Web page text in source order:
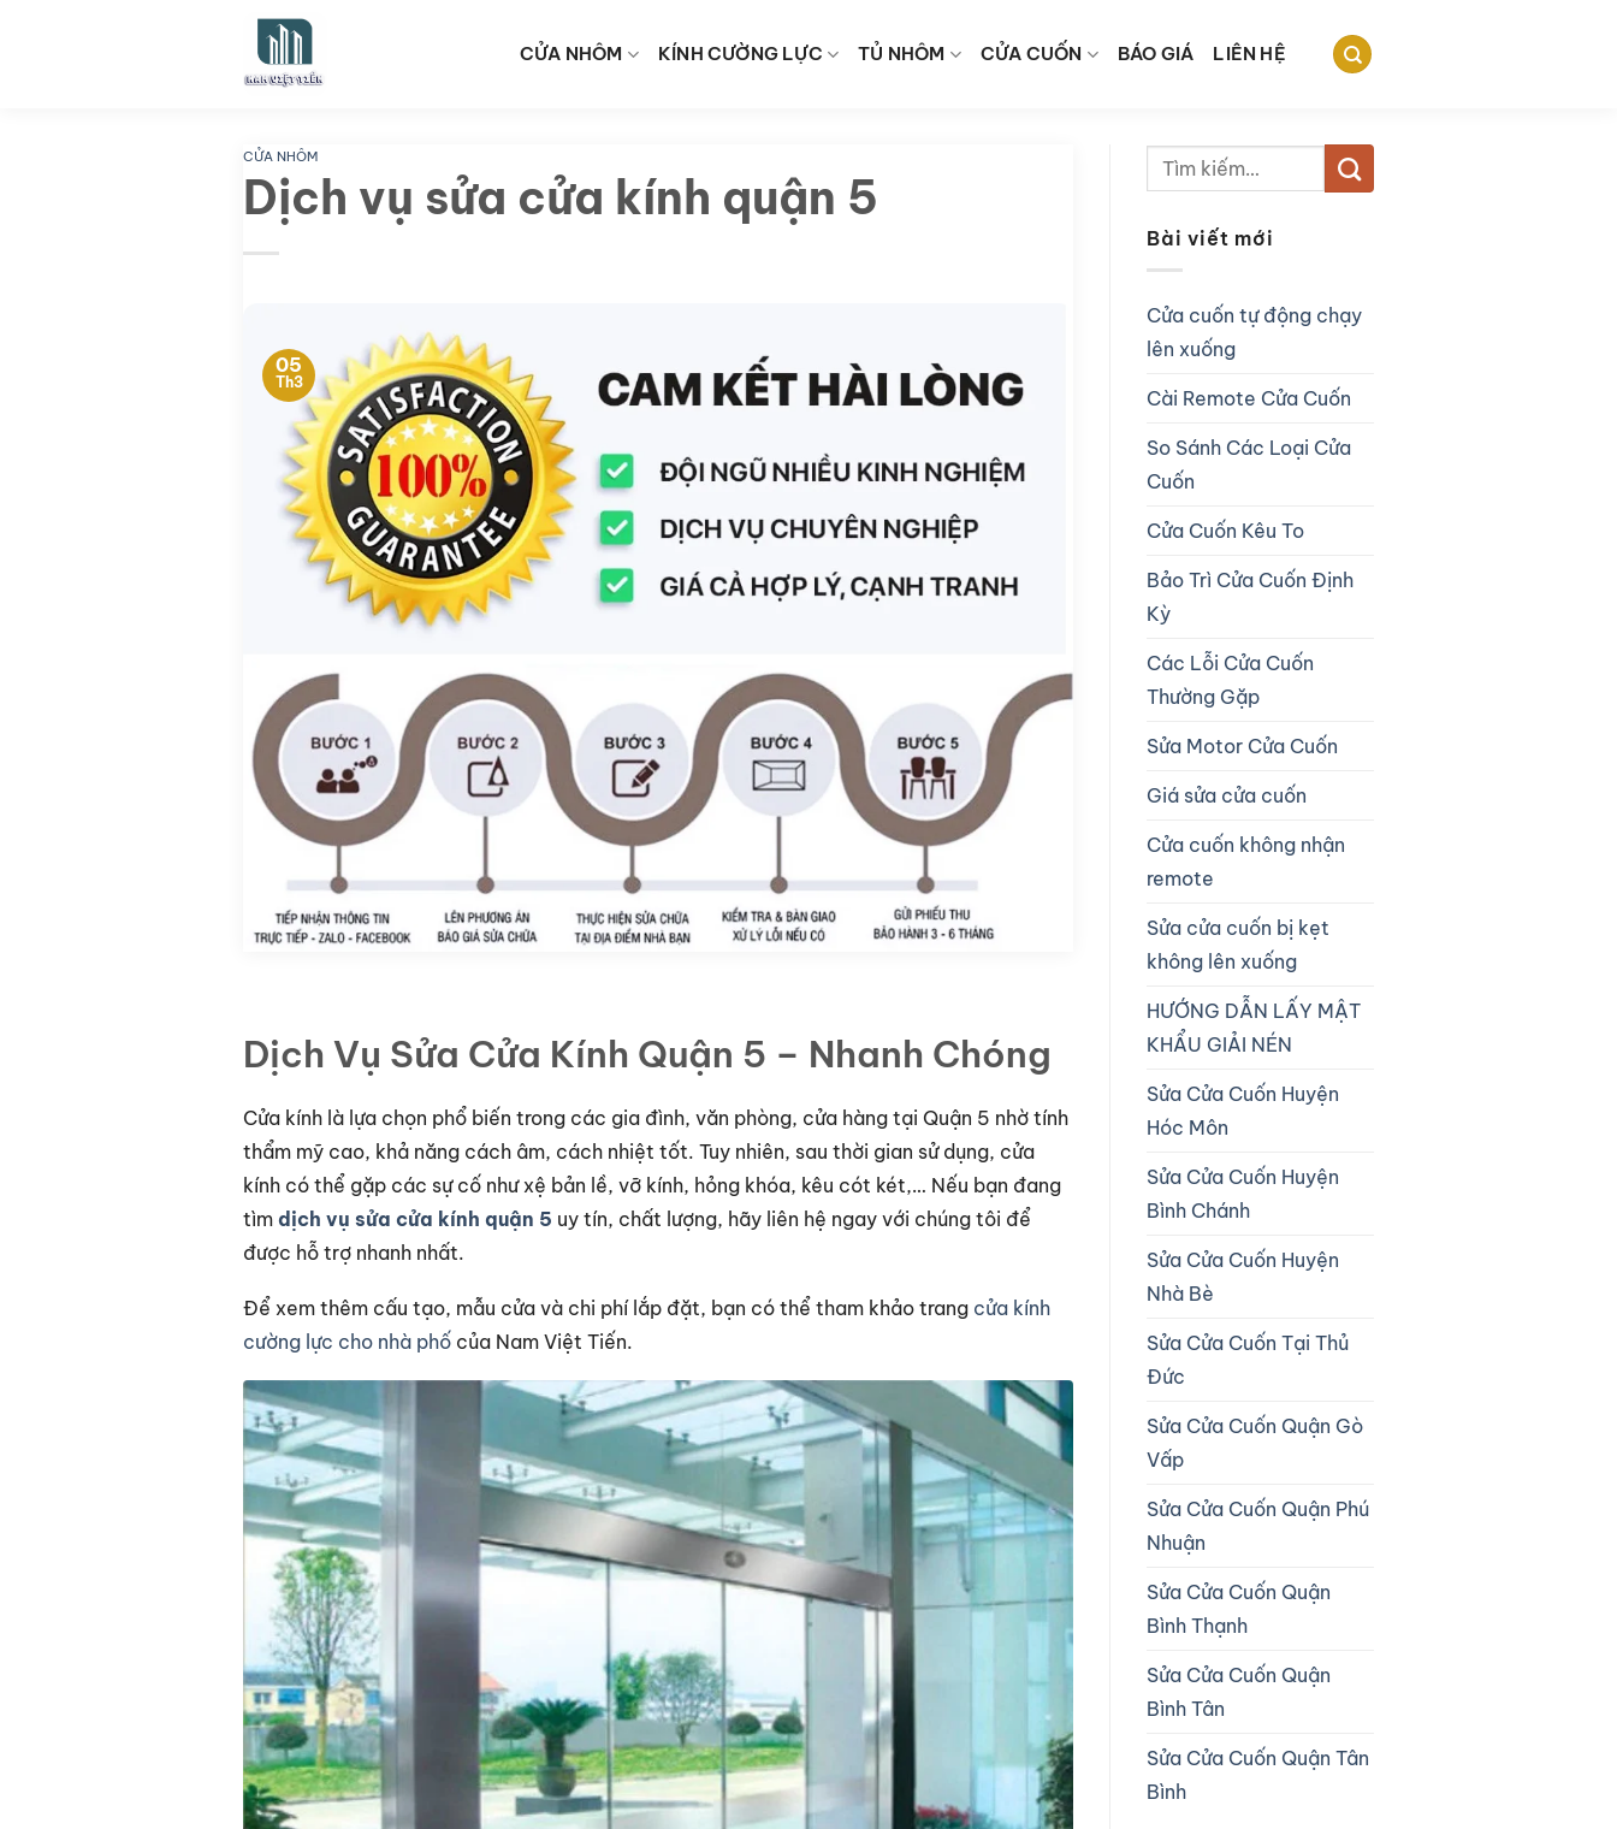
CỬA NHÔM KÍNH CƯỜNG LỰC TỦ NHÔM CỬA CUỐN BÁO GIÁ LIÊN HỆ
CỬA NHÔM
Dịch vụ sửa cửa kính quận 5
05
Th3
Dịch Vụ Sửa Cửa Kính Quận 5 – Nhanh Chóng
Cửa kính là lựa chọn phổ biến trong các gia đình, văn phòng, cửa hàng tại Quận 5 nhờ tính
thẩm mỹ cao, khả năng cách âm, cách nhiệt tốt. Tuy nhiên, sau thời gian sử dụng, cửa
kính có thể gặp các sự cố như xệ bản lề, vỡ kính, hỏng khóa, kêu cót két,… Nếu bạn đang
tìm dịch vụ sửa cửa kính quận 5 uy tín, chất lượng, hãy liên hệ ngay với chúng tôi để
được hỗ trợ nhanh nhất.
Để xem thêm cấu tạo, mẫu cửa và chi phí lắp đặt, bạn có thể tham khảo trang cửa kính
cường lực cho nhà phố của Nam Việt Tiến.
Bài viết mới
Cửa cuốn tự động chạy
lên xuống
Cài Remote Cửa Cuốn
So Sánh Các Loại Cửa
Cuốn
Cửa Cuốn Kêu To
Bảo Trì Cửa Cuốn Định
Kỳ
Các Lỗi Cửa Cuốn
Thường Gặp
Sửa Motor Cửa Cuốn
Giá sửa cửa cuốn
Cửa cuốn không nhận
remote
Sửa cửa cuốn bị kẹt
không lên xuống
HƯỚNG DẪN LẤY MẬT
KHẨU GIẢI NÉN
Sửa Cửa Cuốn Huyện
Hóc Môn
Sửa Cửa Cuốn Huyện
Bình Chánh
Sửa Cửa Cuốn Huyện
Nhà Bè
Sửa Cửa Cuốn Tại Thủ
Đức
Sửa Cửa Cuốn Quận Gò
Vấp
Sửa Cửa Cuốn Quận Phú
Nhuận
Sửa Cửa Cuốn Quận
Bình Thạnh
Sửa Cửa Cuốn Quận
Bình Tân
Sửa Cửa Cuốn Quận Tân
Bình